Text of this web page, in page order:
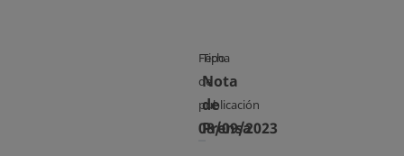
Fecha
de
publicación
08/09/2023
Tipo
Nota
de
Prensa